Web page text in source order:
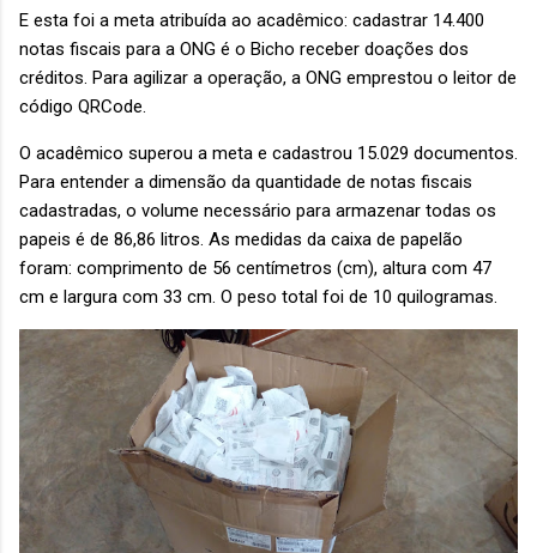
E esta foi a meta atribuída ao acadêmico: cadastrar 14.400
notas fiscais para a ONG é o Bicho receber doações dos
créditos. Para agilizar a operação, a ONG emprestou o leitor de
código QRCode.
O acadêmico superou a meta e cadastrou 15.029 documentos.
Para entender a dimensão da quantidade de notas fiscais
cadastradas, o volume necessário para armazenar todas os
papeis é de 86,86 litros. As medidas da caixa de papelão
foram: comprimento de 56 centímetros (cm), altura com 47
cm e largura com 33 cm. O peso total foi de 10 quilogramas.